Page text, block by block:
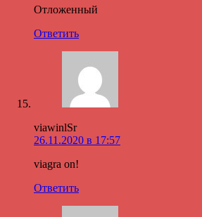
Отложенный
Ответить
viawinlSr
26.11.2020 в 17:57
viagra on!
Ответить